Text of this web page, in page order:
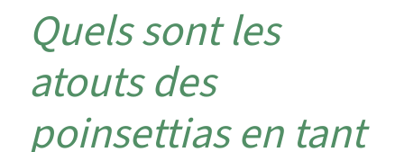
Quels sont les
atouts des
poinsettias en tant